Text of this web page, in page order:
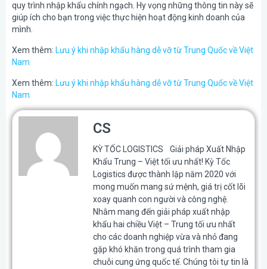
quy trình nhập khẩu chính ngạch. Hy vọng những thông tin này sẽ
giúp ích cho bạn trong việc thực hiện hoạt động kinh doanh của
mình.
Xem thêm: Lưu ý khi nhập khẩu hàng dễ vỡ từ Trung Quốc về Việt
Nam
Xem thêm: Lưu ý khi nhập khẩu hàng dễ vỡ từ Trung Quốc về Việt
Nam
CS
KỲ TỐC LOGISTICS Giải pháp Xuất Nhập
Khẩu Trung – Việt tối ưu nhất! Kỳ Tốc
Logistics được thành lập năm 2020 với
mong muốn mang sứ mệnh, giá trị cốt lõi
xoay quanh con người và công nghệ.
Nhằm mang đến giải pháp xuất nhập
khẩu hai chiều Việt – Trung tối ưu nhất
cho các doanh nghiệp vừa và nhỏ đang
gặp khó khăn trong quá trình tham gia
chuỗi cung ứng quốc tế. Chúng tôi tự tin là